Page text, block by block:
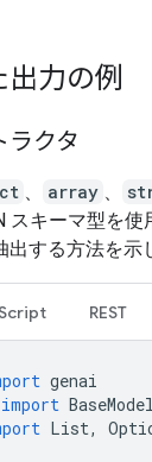
力の例
ラクタ
、 array 、
スキーマ型を
する方法を示
REST
genai
import BaseModel
List,